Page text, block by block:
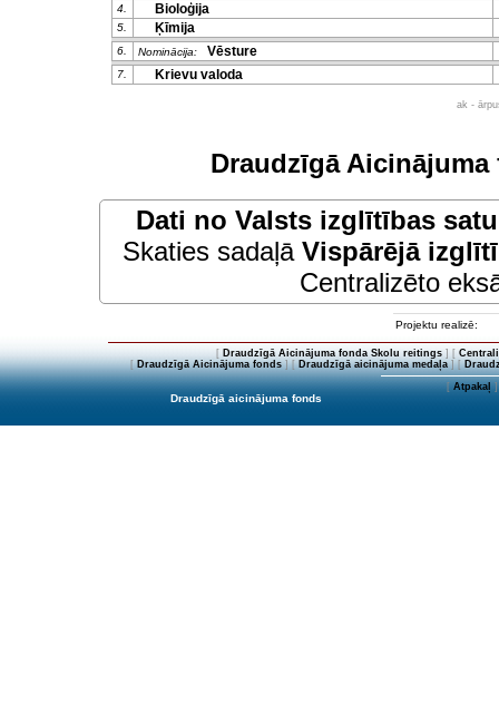
4. Bioloģija
5. Ķīmija
6. Nominācija: Vēsture
7. Krievu valoda
ak -
Draudzīgā
Dati no Valsts izglītības
Skaties sadaļā Vispārējā
Centralizēto
Projektu realizē:
[ Draudzīgā Aicinājuma fonda Skolu reitings] [
[Draudzīgā Aicinājuma fonds] [Draudzīgā aicinājuma medaļa] [
[Atpakaļ]
Draudzīgā aicinājuma fonds